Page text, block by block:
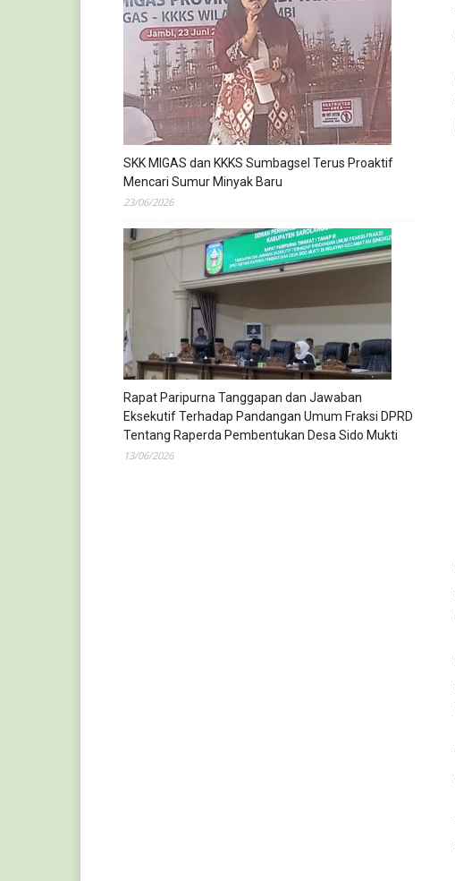
SKK MIGAS dan KKKS Sumbagsel Terus Proaktif
Mencari Sumur Minyak Baru
23/06/2026
Rapat Paripurna Tanggapan dan Jawaban
Eksekutif Terhadap Pandangan Umum Fraksi DPRD
Tentang Raperda Pembentukan Desa Sido Mukti
13/06/2026